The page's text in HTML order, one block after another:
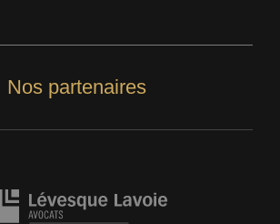
Nos partenaires